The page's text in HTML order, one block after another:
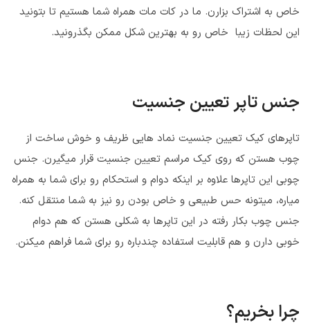
خاص به اشتراک بزارن. ما در کات مات همراه شما هستیم تا بتونید
این لحظات زیبا خاص رو به بهترین شکل ممکن بگذرونید.
جنس تاپر تعیین جنسیت
تاپرهای کیک تعیین جنسیت نماد هایی ظریف و خوش ساخت از
چوب هستن که روی کیک مراسم تعیین جنسیت قرار میگیرن. جنس
چوبی این تاپرها علاوه بر اینکه دوام و استحکام رو برای شما به همراه
میاره، میتونه حس طبیعی و خاص بودن رو نیز به شما منتقل کنه.
جنس چوب بکار رفته در این تاپرها به شکلی هستن که هم دوام
خوبی دارن و هم قابلیت استفاده چندباره رو برای شما فراهم میکنن.
چرا بخریم؟